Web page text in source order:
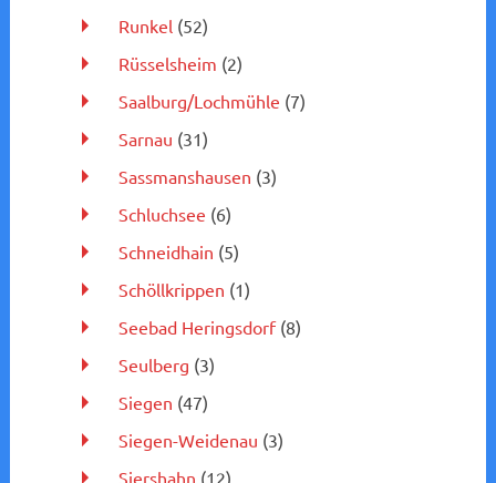
Runkel (52)
Rüsselsheim (2)
Saalburg/Lochmühle (7)
Sarnau (31)
Sassmanshausen (3)
Schluchsee (6)
Schneidhain (5)
Schöllkrippen (1)
Seebad Heringsdorf(8)
Seulberg (3)
Siegen (47)
Siegen-Weidenau (3)
Siershahn (12)